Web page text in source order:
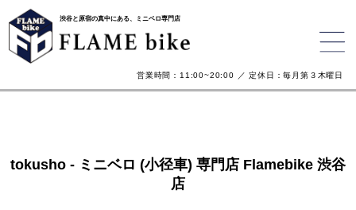
渋谷と原宿の真中にある、ミニベロ専門店
営業時間：11:00~20:00 ／ 定休日：毎月第３木曜日
tokusho - ミニベロ (小径車) 専門店 Flamebike 渋谷
店